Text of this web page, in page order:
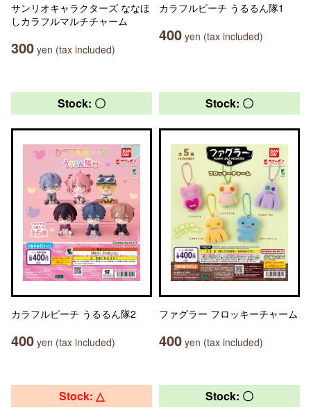
サンリオキャラクターズ ななほ
しカラフルマルチチャーム
300 yen (tax included)
カラフルピーチ うるるん隊1
400 yen (tax included)
Stock: 〇
カラフルピーチ うるるん隊2
400 yen (tax included)
Stock: 〇
ファグラー フロッキーチャーム
400 yen (tax included)
Stock: △ Stock: 〇